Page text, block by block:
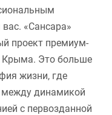
«Сансара»
проект премиум-
Крыма. Это больше
жизни, где
между динамикой
с первозданной